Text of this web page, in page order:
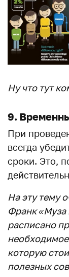
Ну что тут
9.
При
всегда
сроки. Это,
На эту тему
Франк «Муза
расписано
которую
полезных